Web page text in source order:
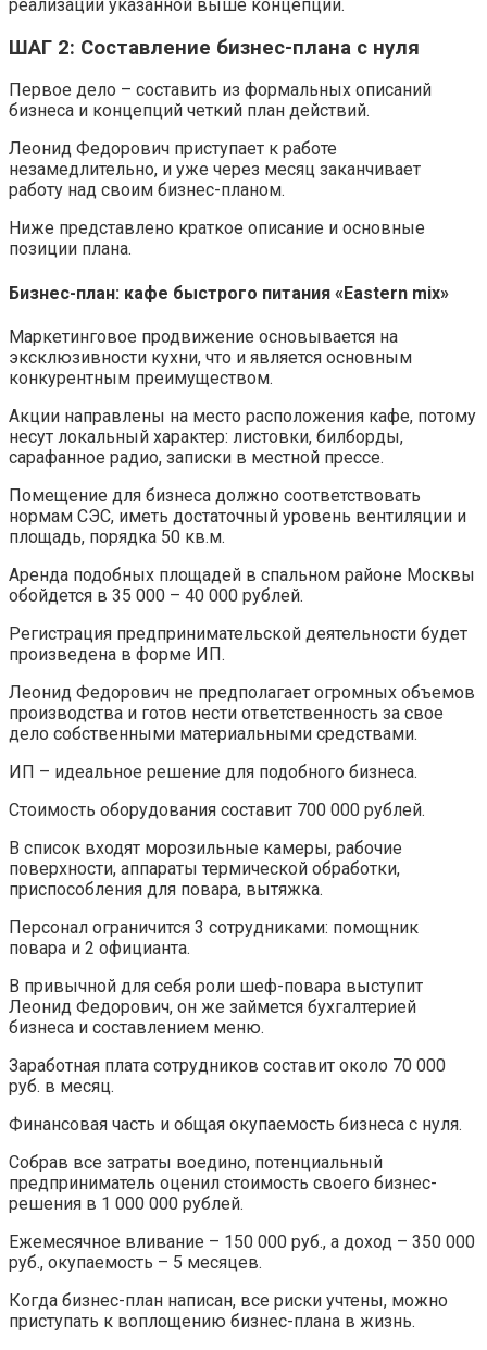
реализации указанной выше концепции.
ШАГ 2: Составление бизнес-плана с нуля
Первое дело – составить из формальных описаний
бизнеса и концепций четкий план действий.
Леонид Федорович приступает к работе
незамедлительно, и уже через месяц заканчивает
работу над своим бизнес-планом.
Ниже представлено краткое описание и основные
позиции плана.
Бизнес-план: кафе быстрого питания «Eastern mix»
Маркетинговое продвижение основывается на
эксклюзивности кухни, что и является основным
конкурентным преимуществом.
Акции направлены на место расположения кафе, потому
несут локальный характер: листовки, билборды,
сарафанное радио, записки в местной прессе.
Помещение для бизнеса должно соответствовать
нормам СЭС, иметь достаточный уровень вентиляции и
площадь, порядка 50 кв.м.
Аренда подобных площадей в спальном районе Москвы
обойдется в 35 000 – 40 000 рублей.
Регистрация предпринимательской деятельности будет
произведена в форме ИП.
Леонид Федорович не предполагает огромных объемов
производства и готов нести ответственность за свое
дело собственными материальными средствами.
ИП – идеальное решение для подобного бизнеса.
Стоимость оборудования составит 700 000 рублей.
В список входят морозильные камеры, рабочие
поверхности, аппараты термической обработки,
приспособления для повара, вытяжка.
Персонал ограничится 3 сотрудниками: помощник
повара и 2 официанта.
В привычной для себя роли шеф-повара выступит
Леонид Федорович, он же займется бухгалтерией
бизнеса и составлением меню.
Заработная плата сотрудников составит около 70 000
руб. в месяц.
Финансовая часть и общая окупаемость бизнеса с нуля.
Собрав все затраты воедино, потенциальный
предприниматель оценил стоимость своего бизнес-
решения в 1 000 000 рублей.
Ежемесячное вливание – 150 000 руб., а доход – 350 000
руб., окупаемость – 5 месяцев.
Когда бизнес-план написан, все риски учтены, можно
приступать к воплощению бизнес-плана в жизнь.